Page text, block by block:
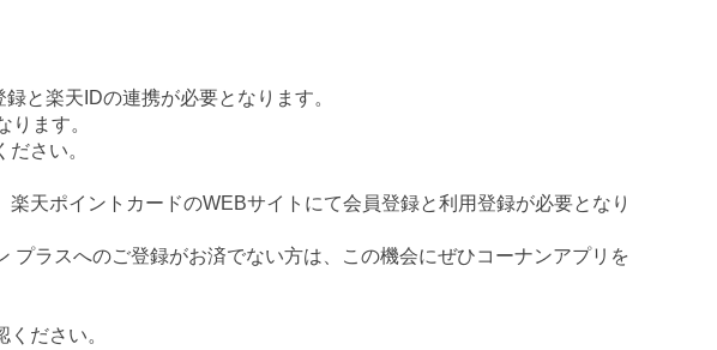
と楽天IDの連携が必要となります。
ます。
さい。
天ポイントカードのWEBサイトにて会員登録と利用登録が必要となり
プラスへのご登録がお済でない方は、この機会にぜひコーナンアプリを
ださい。